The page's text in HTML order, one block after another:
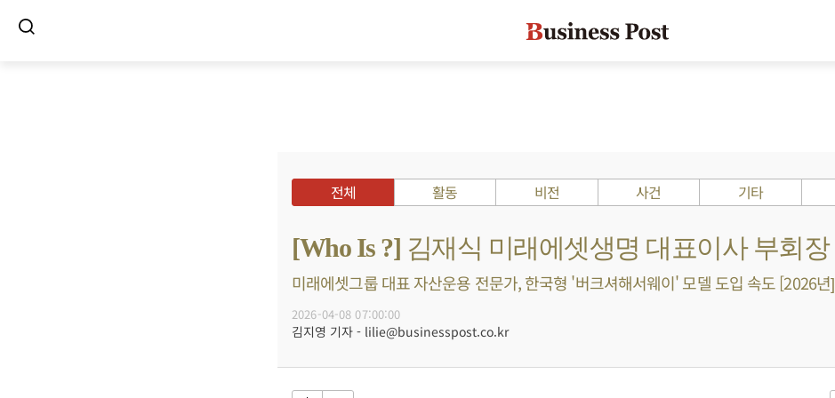
전체 활동 비전 사건 기타
[Who Is ?] 김재식 미래에셋생명 대표이사 부회장
미래에셋그룹 대표 자산운용 전문가, 한국형 '버크셔해서웨이' 모델 도입 속도 [2026년]
2026-04-08 07:00:00
김지영 기자 - lilie@businesspost.co.kr